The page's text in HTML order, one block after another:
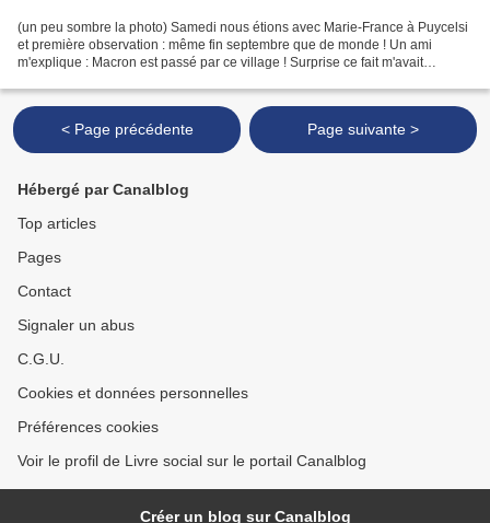
(un peu sombre la photo) Samedi nous étions avec Marie-France à Puycelsi
et première observation : même fin septembre que de monde ! Un ami
m'explique : Macron est passé par ce village ! Surprise ce fait m'avait
< Page précédente Page suivante >
Hébergé par Canalblog
Top articles
Pages
Contact
Signaler un abus
C.G.U.
Cookies et données personnelles
Préférences cookies
Voir le profil de Livre social sur le portail Canalblog
Créer un blog sur Canalblog